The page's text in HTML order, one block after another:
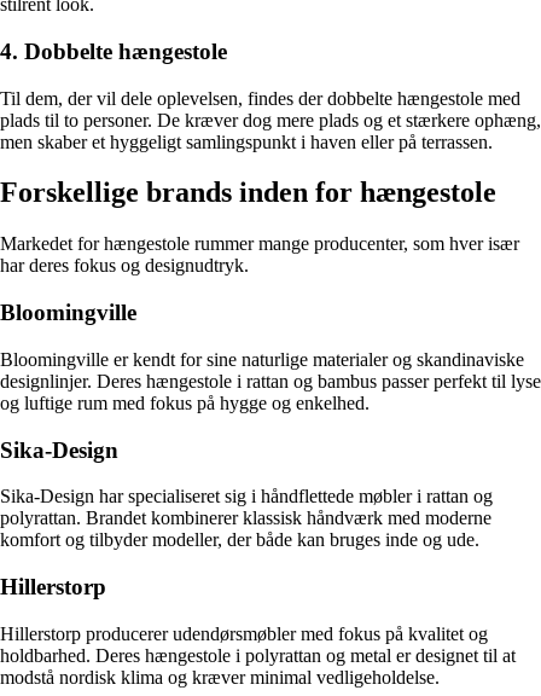
stilrent look.
4. Dobbelte hængestole
Til dem, der vil dele oplevelsen, findes der dobbelte hængestole med
plads til to personer. De kræver dog mere plads og et stærkere ophæng,
men skaber et hyggeligt samlingspunkt i haven eller på terrassen.
Forskellige brands inden for hængestole
Markedet for hængestole rummer mange producenter, som hver især
har deres fokus og designudtryk.
Bloomingville
Bloomingville er kendt for sine naturlige materialer og skandinaviske
designlinjer. Deres hængestole i rattan og bambus passer perfekt til lyse
og luftige rum med fokus på hygge og enkelhed.
Sika-Design
Sika-Design har specialiseret sig i håndflettede møbler i rattan og
polyrattan. Brandet kombinerer klassisk håndværk med moderne
komfort og tilbyder modeller, der både kan bruges inde og ude.
Hillerstorp
Hillerstorp producerer udendørsmøbler med fokus på kvalitet og
holdbarhed. Deres hængestole i polyrattan og metal er designet til at
modstå nordisk klima og kræver minimal vedligeholdelse.